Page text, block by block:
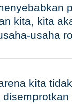
kita, kita
usaha
kita